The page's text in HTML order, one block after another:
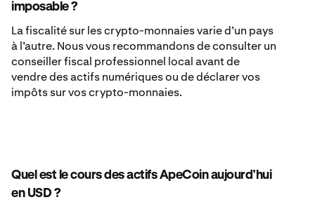
imposable ?
La fiscalité sur les crypto-monnaies varie d’un pays
à l’autre. Nous vous recommandons de consulter un
conseiller fiscal professionnel local avant de
vendre des actifs numériques ou de déclarer vos
impôts sur vos crypto-monnaies.
Quel est le cours des actifs ApeCoin aujourd’hui
en USD ?